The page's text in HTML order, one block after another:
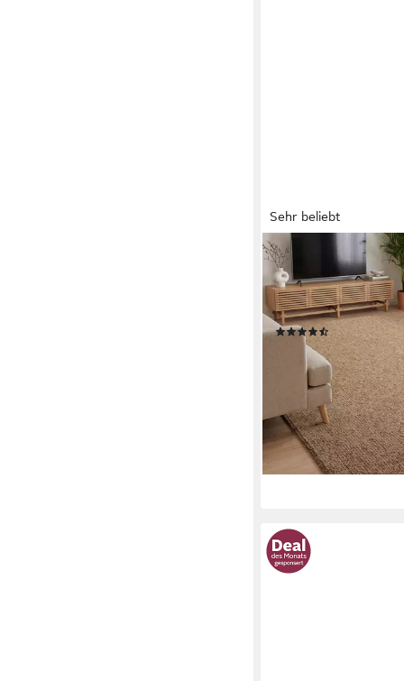
Sehr beliebt
ELLE DECORATION
Teppich Rocco,
mm, Läufer,
Esszimmer, Woll-Optik
(114)
ab 51,92 € UVP109,90 €
lieferbar - in 2-3